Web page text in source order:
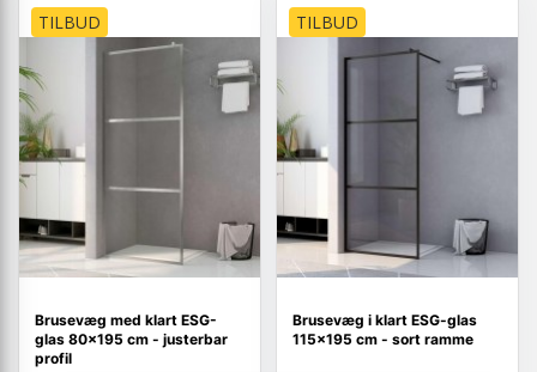
TILBUD
Brusevæg med klart ESG-
glas 80×195 cm - justerbar
profil
TILBUD
Brusevæg i klart ESG-glas
115×195 cm - sort ramme